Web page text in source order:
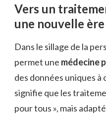
Vers un
une nouvelle ère
Dans le sillage de la
permet une médecine
des données uniques à
signifie que les
pour tous », mais